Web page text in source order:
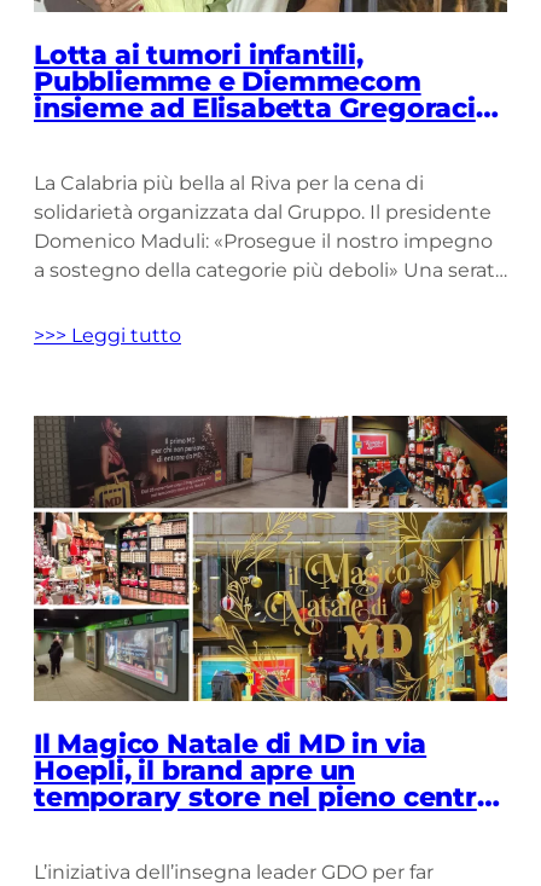
Lotta ai tumori infantili,
Pubbliemme e Diemmecom
insieme ad Elisabetta Gregoraci
La Calabria più bella al Riva per la cena di
solidarietà organizzata dal Gruppo. Il presidente
Domenico Maduli: «Prosegue il nostro impegno
a sostegno della categorie più deboli» Una serata
Calabria più bella ritrovarsi al Riva Restaurant
>>> Leggi tutto
Il Magico Natale di MD in via
Hoepli, il brand apre un
temporary store nel pieno centro
L’iniziativa dell’insegna leader GDO per far